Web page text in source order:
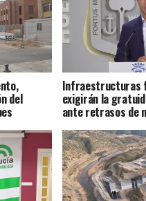
del
Infraestructuras
exigirán la
ante retrasos de